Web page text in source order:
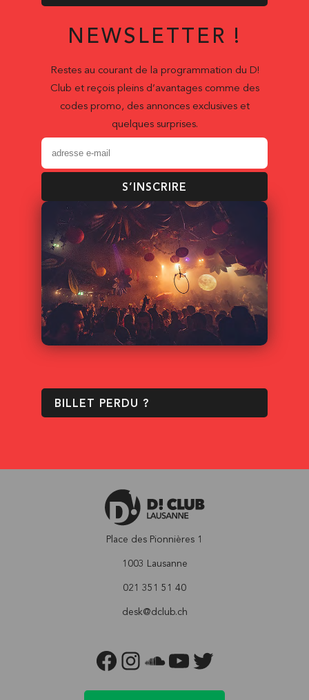
NEWSLETTER !
Restes au courant de la programmation du D!
Club et reçois pleins d’avantages comme des
codes promo, des annonces exclusives et
quelques surprises.
S’INSCRIRE
BILLET PERDU ?
Place des Pionnières 1
1003 Lausanne
021 351 51 40
desk@dclub.ch
FACEBOOKINSTAGRAM
SOUNDCLOUD
YOUTUBETWITTER